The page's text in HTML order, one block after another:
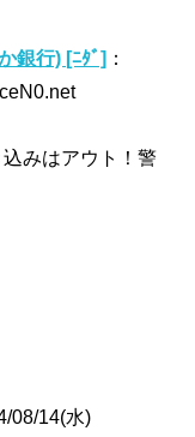
銀行) [ﾆﾀﾞ] ：
みはアウト！警
08/14(水)